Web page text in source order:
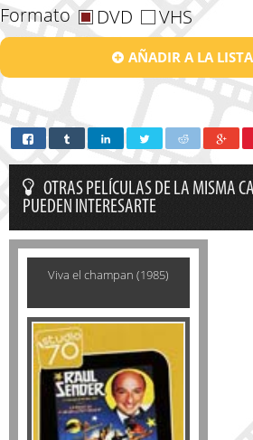
Formato DVD VHS
AÑADIR A LA LISTA
OTRAS PELÍCULAS DE LA MISMA
PUEDEN INTERESARTE
Viva el champan (1985)